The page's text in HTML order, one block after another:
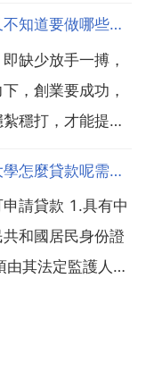
我是剛畢業的大學生，想創業，但又不知道要做哪些準備
缺少放手一搏，
，創業要成功，
穩打，才能提高
應該先請教專業
些專業顧問諮
大學生貸款上大學要什麼條件，上大學怎麼貸款呢需要什麼？
請貸款 1.具有中
和國居民身份證
其法定監護人出